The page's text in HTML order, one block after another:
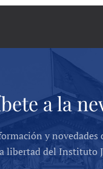
a la
y novedades
libertad del Instituto